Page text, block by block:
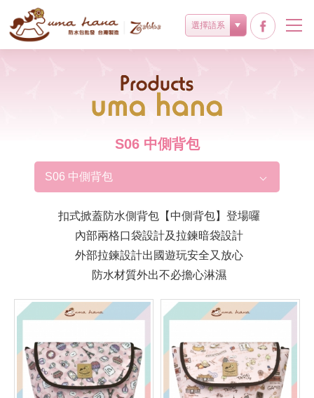
選擇語系
Products
S06 中側背包
S06 中側背包
扣式掀蓋防水側背包【中側背包】登場囉
內部兩格口袋設計及拉鍊暗袋設計
外部拉鍊設計出國遊玩安全又放心
防水材質外出不必擔心淋濕